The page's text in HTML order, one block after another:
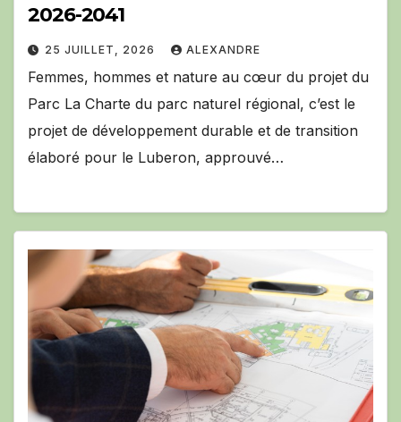
2026-2041
25 JUILLET, 2026 ALEXANDRE
Femmes, hommes et nature au cœur du projet du
Parc La Charte du parc naturel régional, c’est le
projet de développement durable et de transition
élaboré pour le Luberon, approuvé…